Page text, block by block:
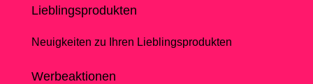
Lieblingsprodukten
Neuigkeiten zu Ihren Lieblingsprodukten
Werbeaktionen